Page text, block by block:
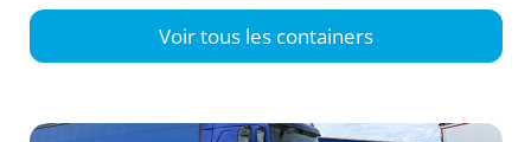
Voir tous les containers